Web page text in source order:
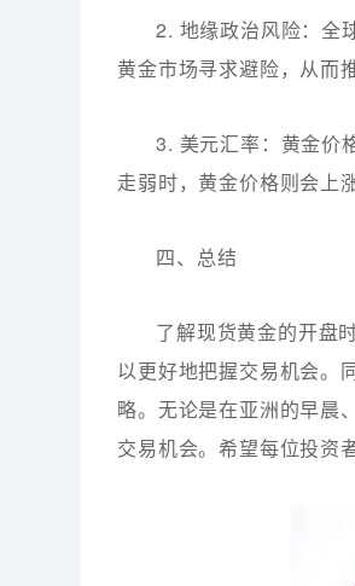
2. 地缘政治风险：全
黄金市场寻求避险，从而
3. 美元汇率：黄金价
走弱时，黄金价格则会上
四、总结
了解现货黄金的开盘
以更好地把握交易机会。
略。无论是在亚洲的早晨
交易机会。希望每位投资